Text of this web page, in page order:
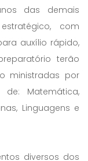
das demais
com
auxílio rápido,
terão
ministradas por
Matemática,
Linguagens e
diversos dos